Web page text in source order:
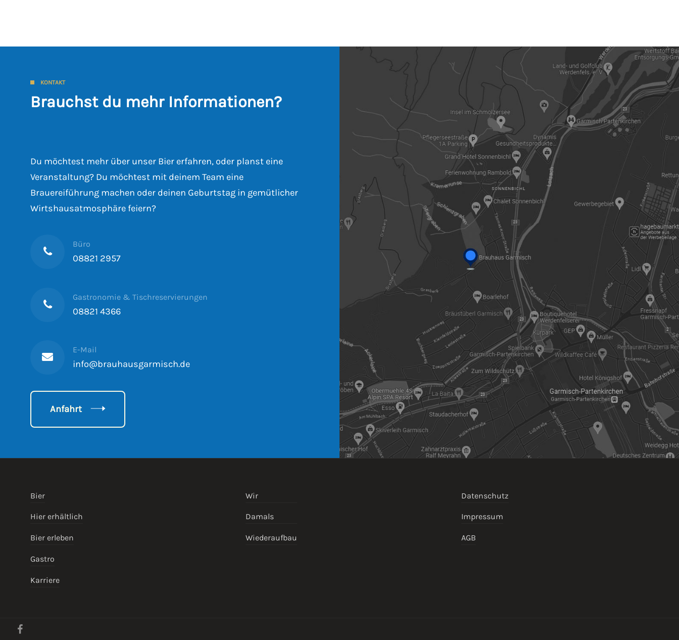
KONTAKT
Brauchst du mehr Informationen?
Du möchtest mehr über unser Bier erfahren, oder planst eine
Veranstaltung? Du möchtest mit deinem Team eine
Brauereiführung machen oder deinen Geburtstag in gemütlicher
Wirtshausatmosphäre feiern?
Büro
08821 2957
Gastronomie & Tischreservierungen
08821 4366
E-Mail
info@brauhausgarmisch.de
Anfahrt
Bier
Hier erhältlich
Bier erleben
Gastro
Karriere
Wir
Damals
Wiederaufbau
Datenschutz
Impressum
AGB